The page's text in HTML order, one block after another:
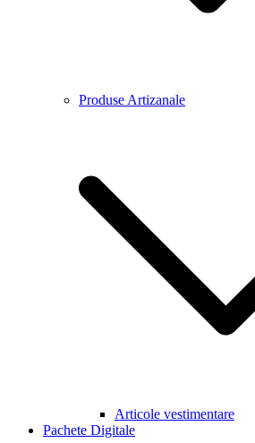
Produse Artizanale
Articole vestimentare
Pachete Digitale